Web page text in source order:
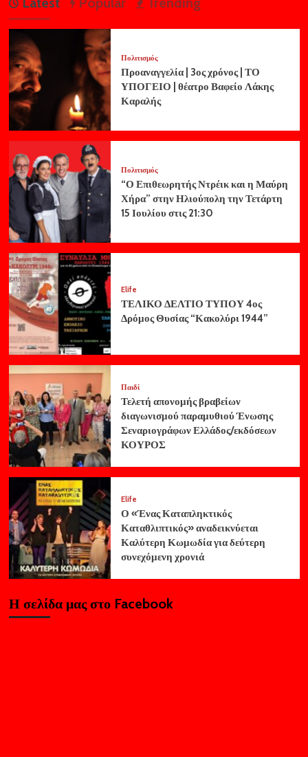
Πολιτισμός
Προαναγγελία | 3ος χρόνος | ΤΟ
ΥΠΟΓΕΙΟ | θέατρο Βαφείο Λάκης
Καραλής
Πολιτισμός
“Ο Επιθεωρητής Ντρέικ και η Μαύρη
Χήρα” στην Ηλιούπολη την Τετάρτη
15 Ιουλίου στις 21:30
Elife
ΤΕΛΙΚΟ ΔΕΛΤΙΟ ΤΥΠΟΥ 4ος
Δρόμος Θυσίας “Κακολύρι 1944”
Παιδί
Τελετή απονομής βραβείων
διαγωνισμού παραμυθιού Ένωσης
Σεναριογράφων Ελλάδος/εκδόσεων
ΚΟΥΡΟΣ
Elife
Ο «Ένας Καταπληκτικός
Καταθλιπτικός» αναδεικνύεται
Καλύτερη Κωμωδία για δεύτερη
συνεχόμενη χρονιά
Η σελίδα μας στο Facebook